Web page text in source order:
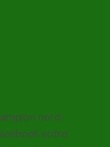
nord-
votre